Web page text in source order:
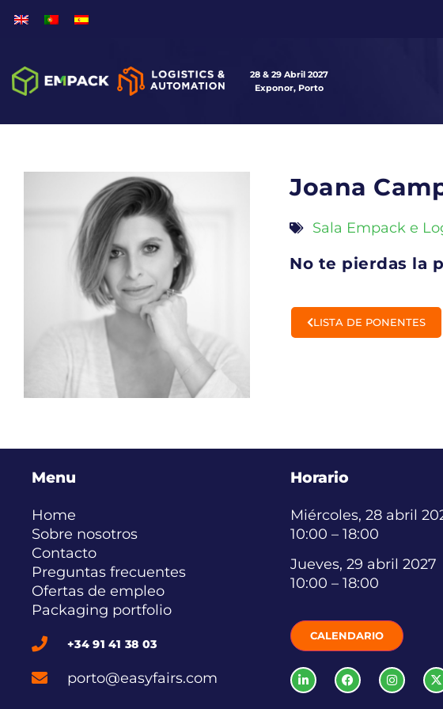
28 & 29 Abril 2027
Exponor, Porto
Joana
Sala Empack e
No te pierdas la
LISTA DE PONENTES
Menu
Home
Sobre nosotros
Contacto
Preguntas frecuentes
Ofertas de empleo
Packaging portfolio
+34 91 41 38 03
porto@easyfairs.com
Horario
Miércoles, 28 abril
10:00 – 18:00
Jueves, 29 abril 2027
10:00 – 18:00
CALENDARIO